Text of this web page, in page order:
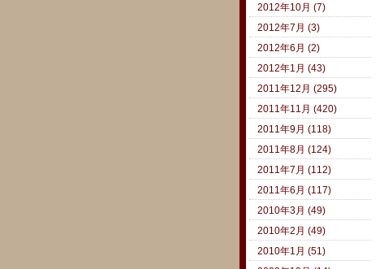
2012年10月 (7)
2012年7月 (3)
2012年6月 (2)
2012年1月 (43)
2011年12月 (295)
2011年11月 (420)
2011年9月 (118)
2011年8月 (124)
2011年7月 (112)
2011年6月 (117)
2010年3月 (49)
2010年2月 (49)
2010年1月 (51)